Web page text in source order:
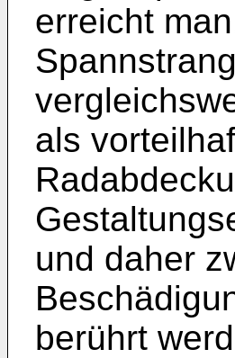
erreicht
als
und daher
berührt